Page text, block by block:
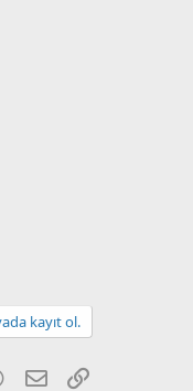
kayıt ol.
WhatsApp
E-posta